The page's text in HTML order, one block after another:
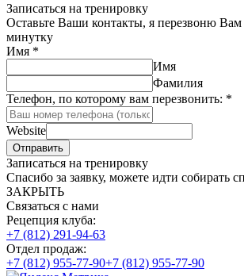
Записаться на тренировку
Оставьте Ваши контакты, я перезвоню
минутку
Имя *
Имя
Фамилия
Телефон, по которому вам перезвонить: *
Website
Отправить
Записаться на тренировку
Спасибо за заявку, можете идти собирать
ЗАКРЫТЬ
Связаться с нами
Рецепция клуба:
+7 (812) 291-94-63
Отдел продаж:
+7 (812) 955-77-90+7 (812) 955-77-90